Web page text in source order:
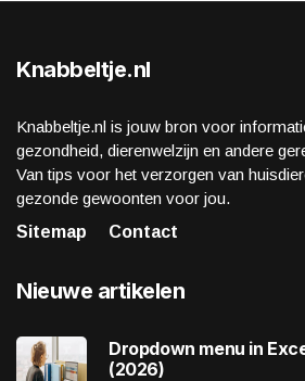
Knabbeltje.nl
Knabbeltje.nl is jouw bron voor
gezondheid, dierenwelzijn en andere
Van tips voor het verzorgen van
gezonde gewoonten voor jou.
Sitemap
Contact
Nieuwe artikelen
Dropdown menu in
(2026)